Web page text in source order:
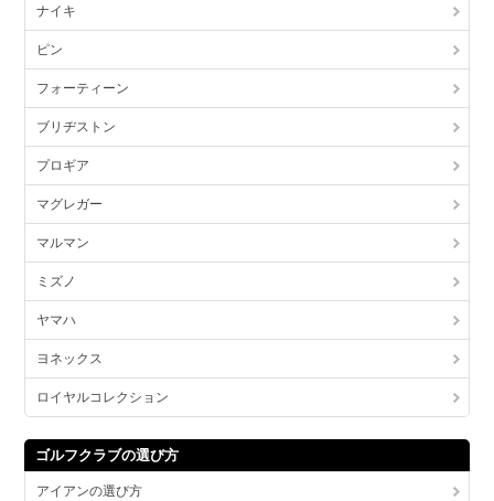
ナイキ
ピン
フォーティーン
ブリヂストン
プロギア
マグレガー
マルマン
ミズノ
ヤマハ
ヨネックス
ロイヤルコレクション
ゴルフクラブの選び方
アイアンの選び方